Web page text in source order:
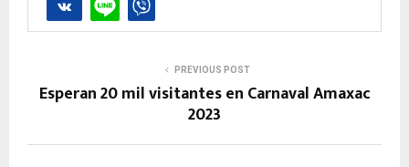
PREVIOUS POST
Esperan 20 mil visitantes en Carnaval Amaxac
2023